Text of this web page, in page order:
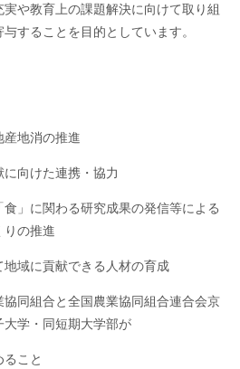
や教育上の課題解決に向けて取り組
することを目的としています。
産地消の推進
に向けた連携・協力
食」に関わる研究成果の発信等による
りの推進
地域に貢献できる人材の育成
協同組合と全国農業協同組合連合会京
学・同短期大学部が
こと